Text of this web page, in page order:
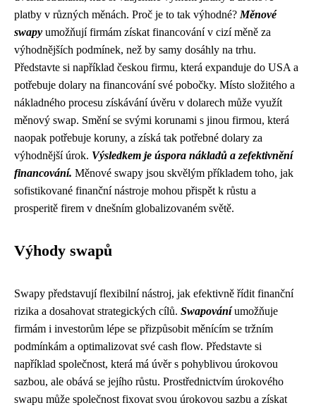
platby v různých měnách. Proč je to tak výhodné? Měnové
swapy umožňují firmám získat financování v cizí měně za
výhodnějších podmínek, než by samy dosáhly na trhu.
Představte si například českou firmu, která expanduje do USA a
potřebuje dolary na financování své pobočky. Místo složitého a
nákladného procesu získávání úvěru v dolarech může využít
měnový swap. Smění se svými korunami s jinou firmou, která
naopak potřebuje koruny, a získá tak potřebné dolary za
výhodnější úrok. Výsledkem je úspora nákladů a zefektivnění
financování. Měnové swapy jsou skvělým příkladem toho, jak
sofistikované finanční nástroje mohou přispět k růstu a
prosperitě firem v dnešním globalizovaném světě.
Výhody swapů
Swapy představují flexibilní nástroj, jak efektivně řídit finanční
rizika a dosahovat strategických cílů. Swapováníumožňuje
firmám i investorům lépe se přizpůsobit měnícím se tržním
podmínkám a optimalizovat své cash flow. Představte si
například společnost, která má úvěr s pohyblivou úrokovou
sazbou, ale obává se jejího růstu. Prostřednictvím úrokového
swapu může společnost fixovat svou úrokovou sazbu a získat